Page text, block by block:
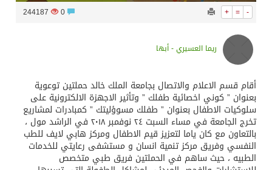
+ = -
244187
ريما العسيري - أبها
أقام قسم الاعلام والاتصال بجامعة الملك خالد حملتين توعوية
بعنوان ” كوني اخصائية طفلك ” وتأثير الاجهزة الالكترونية على
سلوكيات الاطفال بعنوان ” طفلك مسوؤليتك ” كمبادرات لمشاريع
تخرج الجامعة في مساء السبت ٢٤ نوفمبر ٢٠١٨ في الراشد مول ،
بالتعاون مع كان ياما لتعزيز قيم الاطفال ومركز هابي لايف للطب
النفسي وفريق مركز تنمية انسان و مستشفى رعايتي للخدمات
الطبيه ، حيث ساهم في الحملتين فريق طبي متخصص